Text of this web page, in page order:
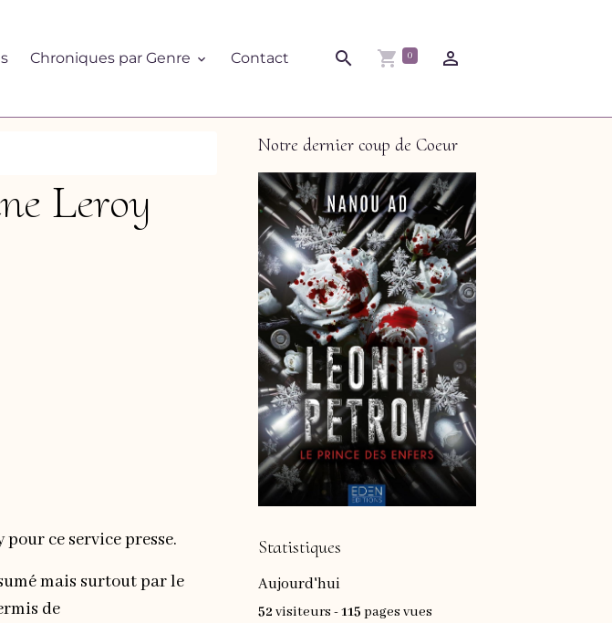
Chroniques par Genre Contact 0
Leroy
ce service presse.
mais surtout par le
de
Notre dernier coup de Coeur
Statistiques
Aujourd'hui
52 visiteurs -115 pages vues